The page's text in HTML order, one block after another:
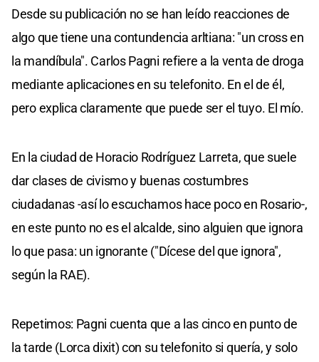
Desde su publicación no se han leído reacciones de
algo que tiene una contundencia arltiana: "un cross en
la mandíbula". Carlos Pagni refiere a la venta de droga
mediante aplicaciones en su telefonito. En el de él,
pero explica claramente que puede ser el tuyo. El mío.
En la ciudad de Horacio Rodríguez Larreta, que suele
dar clases de civismo y buenas costumbres
ciudadanas -así lo escuchamos hace poco en Rosario-,
en este punto no es el alcalde, sino alguien que ignora
lo que pasa: un ignorante ("Dícese del que ignora",
según la RAE).
Repetimos: Pagni cuenta que a las cinco en punto de
la tarde (Lorca dixit) con su telefonito si quería, y solo